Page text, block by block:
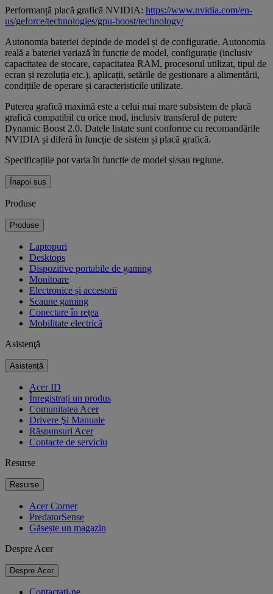
Performanță placă grafică NVIDIA: https://www.nvidia.com/en-
us/geforce/technologies/gpu-boost/technology/
Autonomia bateriei depinde de model și de configurație. Autonomia
reală a bateriei variază în funcție de model, configurație (inclusiv
capacitatea de stocare, capacitatea RAM, procesorul utilizat, tipul de
ecran și rezoluția etc.), aplicații, setările de gestionare a alimentării,
condițiile de operare și caracteristicile utilizate.
Puterea grafică maximă este a celui mai mare subsistem de placă
grafică compatibil cu orice mod, inclusiv transferul de putere
Dynamic Boost 2.0. Datele listate sunt conforme cu recomandările
NVIDIA și diferă în funcție de sistem și placă grafică.
Specificațiile pot varia în funcție de model și/sau regiune.
Înapoi sus
Produse
Produse
Laptopuri
Desktops
Dispozitive portabile de gaming
Monitoare
Electronice și accesorii
Scaune gaming
Conectare în reţea
Mobilitate electrică
Asistenţă
Asistenţă
Acer ID
Înregistrați un produs
Comunitatea Acer
Drivere Şi Manuale
Răspunsuri Acer
Contacte de serviciu
Resurse
Resurse
Acer Corner
PredatorSense
Găsește un magazin
Despre Acer
Despre Acer
Contactati-ne